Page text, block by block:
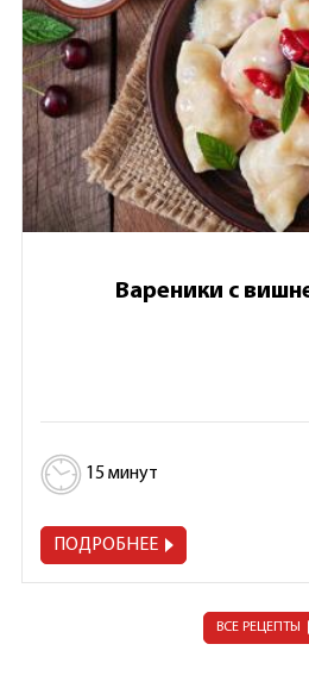
Вареники с
15 минут
ПОДРОБНЕЕ
ВСЕ РЕЦЕПТЫ